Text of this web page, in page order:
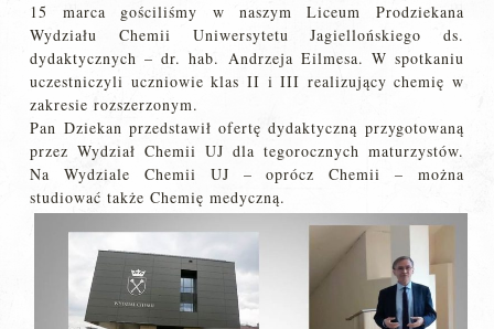
15 marca gościliśmy w naszym Liceum Prodziekana
Wydziału Chemii Uniwersytetu Jagiellońskiego ds.
dydaktycznych – dr. hab. Andrzeja Eilmesa. W spotkaniu
uczestniczyli uczniowie klas II i III realizujący chemię w
zakresie rozszerzonym.
Pan Dziekan przedstawił ofertę dydaktyczną przygotowaną
przez Wydział Chemii UJ dla tegorocznych maturzystów.
Na Wydziale Chemii UJ – oprócz Chemii – można
studiować także Chemię medyczną.